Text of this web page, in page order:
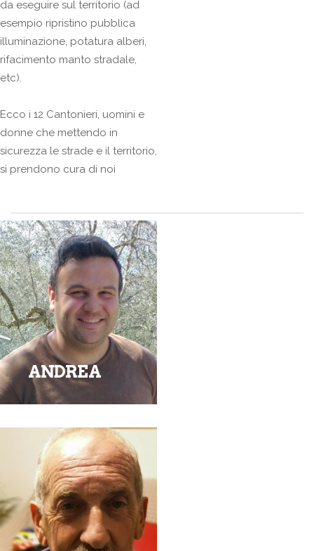
da eseguire sul territorio (ad
esempio ripristino pubblica
illuminazione, potatura alberi,
rifacimento manto stradale,
etc).
Ecco i 12 Cantonieri, uomini e
donne che mettendo in
sicurezza le strade e il territorio,
si prendono cura di noi
ANDREA